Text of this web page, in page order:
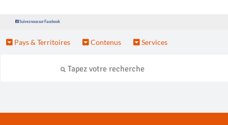
Suivez nous sur Facebook
Pays & Territoires Contenus Services